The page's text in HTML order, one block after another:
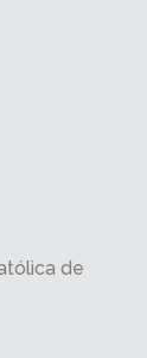
de